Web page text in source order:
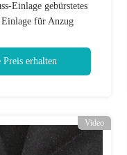
Einlage gebürstetes
Einlage für Anzug
Preis erhalten
Video